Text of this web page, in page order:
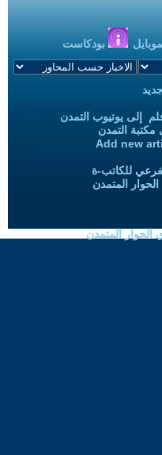
بودكاست
إلى يوتيوب التمدن
مكتبة التمدن
Add new
للكاتب-ة
المتمدن
الحوار المتمدن